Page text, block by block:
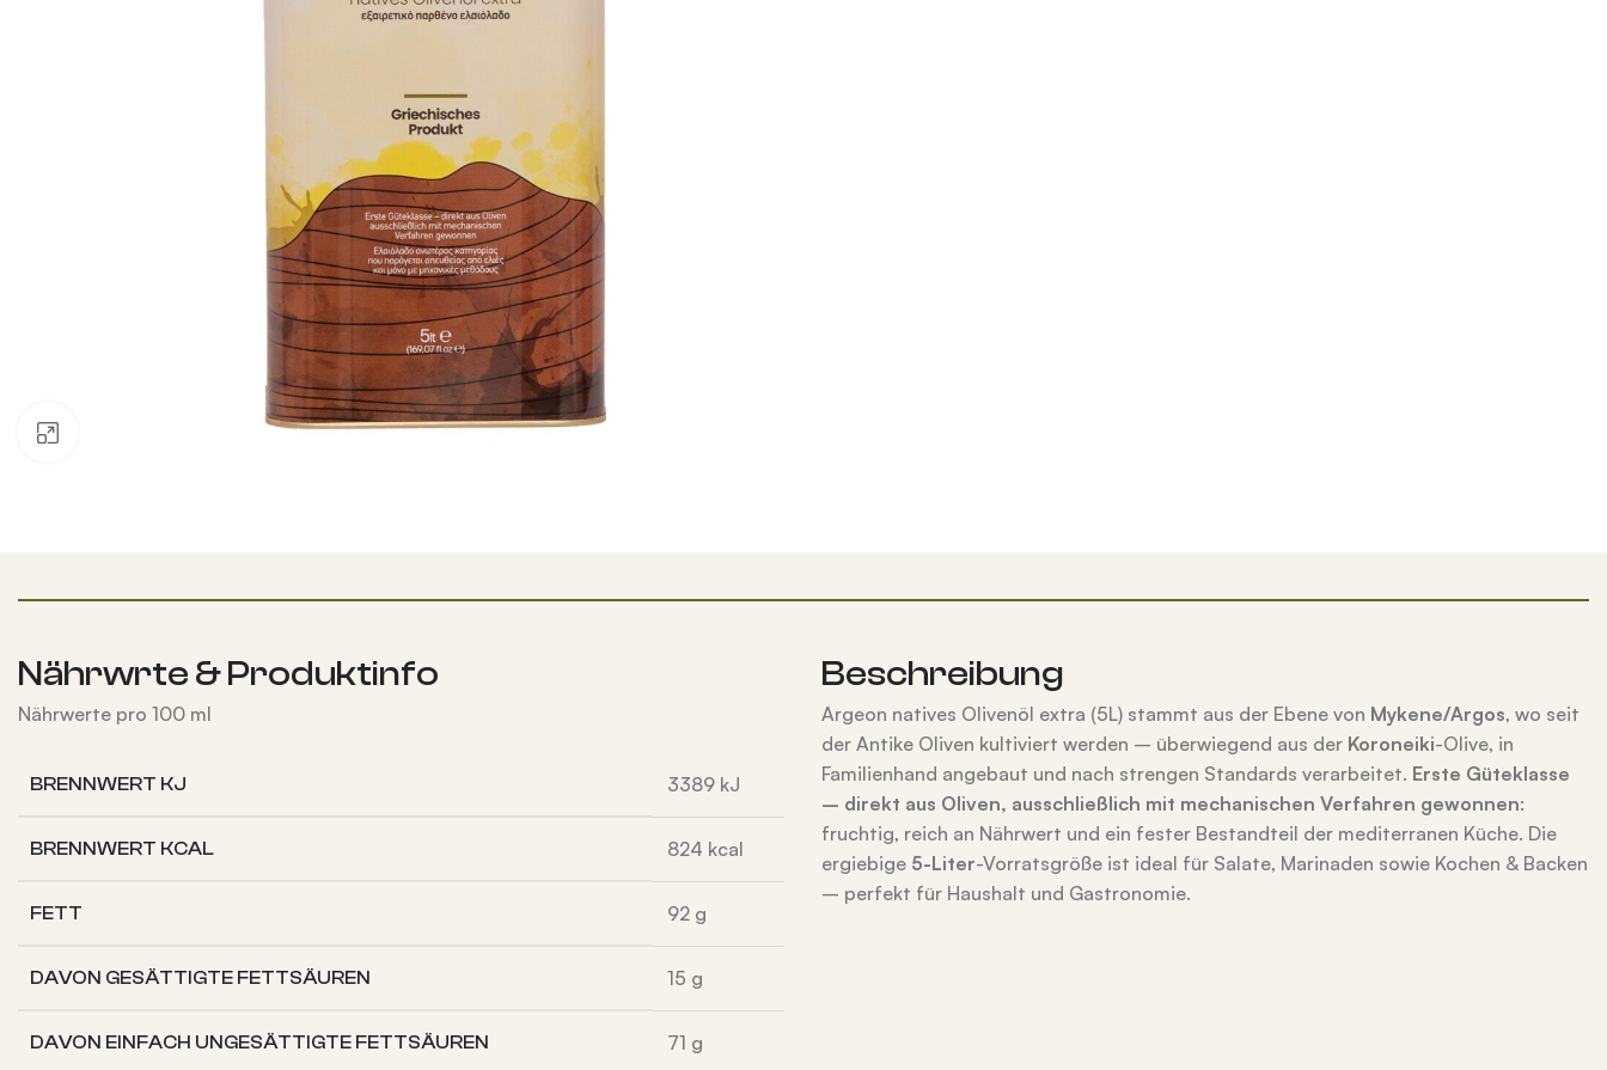
Nährwrte & Produktinfo
Nährwerte pro 100 ml
BRENNWERT KJ 3389 kJ
BRENNWERT KCAL 824 kcal
FETT 92 g
DAVON GESÄTTIGTE FETTSÄUREN 15 g
DAVON EINFACH UNGESÄTTIGTE FETTSÄUREN 71 g
Beschreibung
Argeon natives Olivenöl extra (5L) stammt aus der Ebene von Mykene/Argos, wo seit
der Antike Oliven kultiviert werden – überwiegend aus der Koroneiki-Olive, in
Familienhand angebaut und nach strengen Standards verarbeitet. Erste Güteklasse
– direkt aus Oliven, ausschließlich mit mechanischen Verfahren gewonnen:
fruchtig, reich an Nährwert und ein fester Bestandteil der mediterranen Küche. Die
ergiebige 5-Liter-Vorratsgröße ist ideal für Salate, Marinaden sowie Kochen & Backen
– perfekt für Haushalt und Gastronomie.